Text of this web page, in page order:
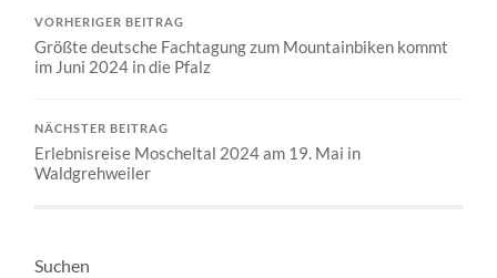
VORHERIGER BEITRAG
Größte deutsche Fachtagung zum Mountainbiken kommt
im Juni 2024 in die Pfalz
NÄCHSTER BEITRAG
Erlebnisreise Moscheltal 2024 am 19. Mai in
Waldgrehweiler
Suchen